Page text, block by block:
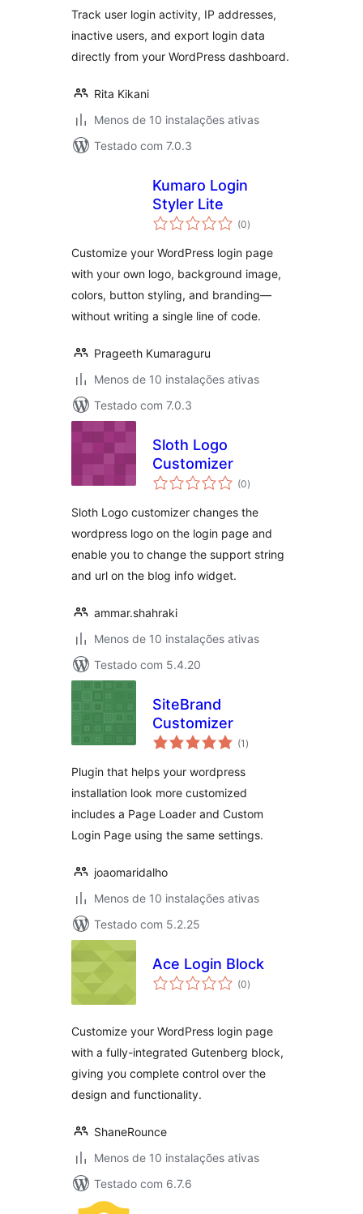
Track user login activity, IP addresses,
inactive users, and export login data
directly from your WordPress dashboard.
Rita Kikani
Menos de 10 instalações ativas
Testado com 7.0.3
Kumaro Login
Styler Lite
(0avaliações
totais
)
Customize your WordPress login page
with your own logo, background image,
colors, button styling, and branding—
without writing a single line of code.
Prageeth Kumaraguru
Menos de 10 instalações ativas
Testado com 7.0.3
Sloth Logo
Customizer
(0avaliações
totais
)
Sloth Logo customizer changes the
wordpress logo on the login page and
enable you to change the support string
and url on the blog info widget.
ammar.shahraki
Menos de 10 instalações ativas
Testado com 5.4.20
SiteBrand
Customizer
(1 avaliações
totais
)
Plugin that helps your wordpress
installation look more customized
includes a Page Loader and Custom
Login Page using the same settings.
joaomaridalho
Menos de 10 instalações ativas
Testado com 5.2.25
Ace Login Block
(0avaliações
totais
)
Customize your WordPress login page
with a fully-integrated Gutenberg block,
giving you complete control over the
design and functionality.
ShaneRounce
Menos de 10 instalações ativas
Testado com 6.7.6